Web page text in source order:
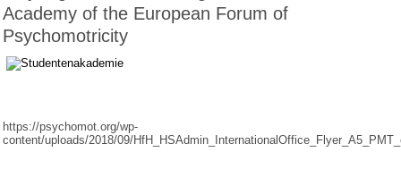
Academy of the European Forum of
Psychomotricity
https://psychomot.org/wp-
content/uploads/2018/09/